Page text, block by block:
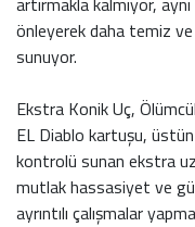
önleyerek daha temiz
sunuyor.
Ekstra Konik Uç,
EL Diablo kartuşu,
kontrolü sunan ekstra
mutlak hassasiyet ve
ayrıntılı çalışmalar